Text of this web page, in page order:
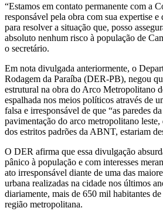
“Estamos em contato permanente com a
responsável pela obra com sua expertise
para resolver a situação que, posso
absoluto nenhum risco à população de
o secretário.
Em nota divulgada anteriormente, o
Rodagem da Paraíba (DER-PB), negou
estrutural na obra do Arco Metropolitano
espalhada nos meios políticos através de
falsa e irresponsável de que “as paredes
pavimentação do arco metropolitano
dos estritos padrões da ABNT, estariam
O DER afirma que essa divulgação
pânico à população e com interesses
ato irresponsável diante de uma das
urbana realizadas na cidade nos últimos
diariamente, mais de 650 mil habitantes
região metropolitana.